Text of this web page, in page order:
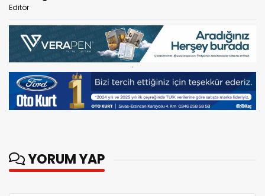
Editör
YORUM YAP